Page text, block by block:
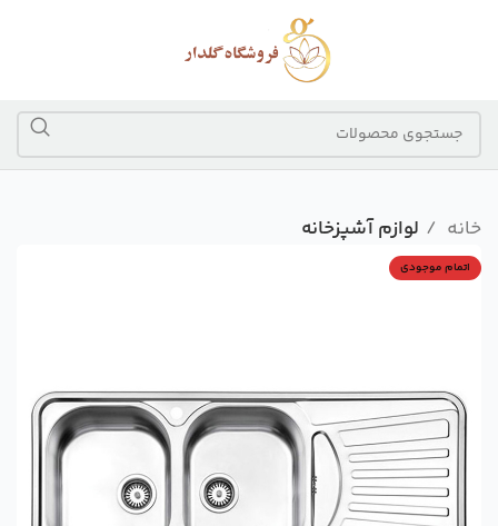
خانه لوازم آشپزخانه
اتمام موجودی